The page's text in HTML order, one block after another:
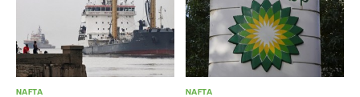
NAFTA NAFTA